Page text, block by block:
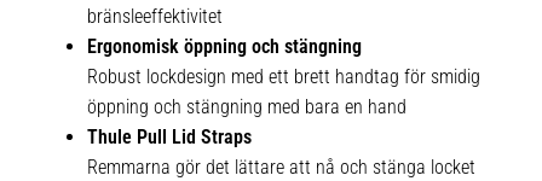
bränsleeffektivitet
Ergonomisk öppning och stängning
Robust lockdesign med ett brett handtag för smidig
öppning och stängning med bara en hand
Thule Pull Lid Straps
Remmarna gör det lättare att nå och stänga locket